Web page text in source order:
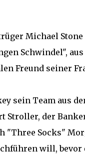
Michael
Schwindel", aus
Freund seiner
sein Team aus
Stroller, der
"Three Socks"
will, bevor